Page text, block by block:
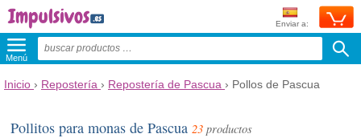
Enviar a:
Menú
Inicio › Repostería › Repostería de Pascua › Pollos de Pascua
Pollitos para monas de Pascua23 productos